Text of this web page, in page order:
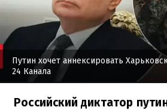
Путин хочет аннексировать
24 Канала
Российский диктатор